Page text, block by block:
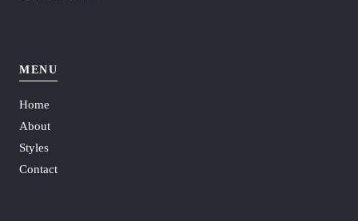
MENU
Home
About
Styles
Contact